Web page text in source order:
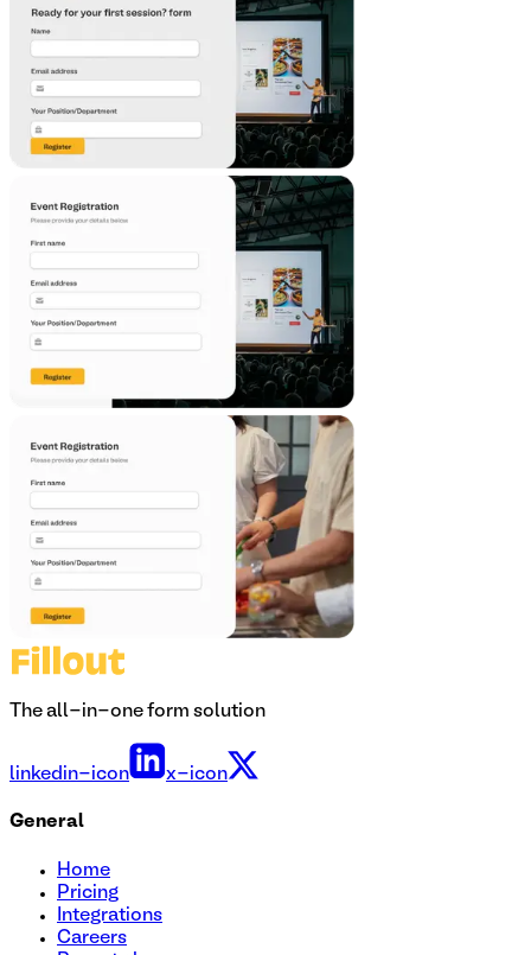
The all-in-one form solution
linkedin-icon x-icon
General
Home
Pricing
Integrations
Careers